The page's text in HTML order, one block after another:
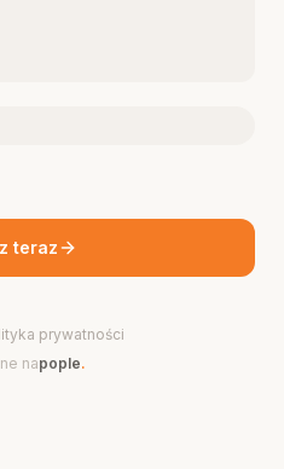
teraz
prywatności
napople.